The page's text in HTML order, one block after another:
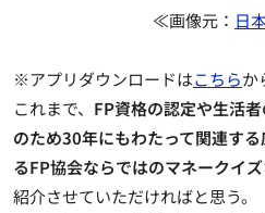
≪画像元： 日
※アプリダウンロードはこちらか
これまで、 FP資格の認定や生活
のため30年にもわたって関連す
るFP協会ならではのマネークイズ
紹介させていただければと思う。